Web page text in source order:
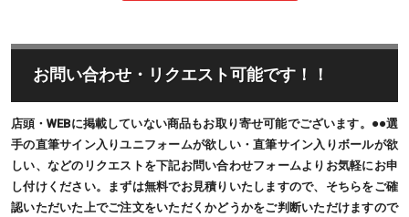
お問い合わせ・リクエスト可能です！！
店頭・WEBに掲載していない商品もお取り寄せ可能でございます。●●選
手の直筆サイン入りユニフォームが欲しい・直筆サイン入りボールが欲
しい、などのリクエストを下記お問い合わせフォームよりお気軽にお申
し付けください。まずは無料でお見積りいたしますので、そちらをご確
認いただいた上でご注文をいただくかどうかをご判断いただけますので